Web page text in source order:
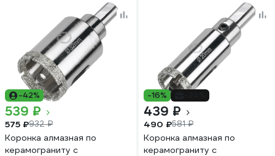
-42%
539 ₽
575 ₽932 ₽
Коронка алмазная по
керамограниту с
-16%
439 ₽
490 ₽581 ₽
Коронка алмазная по
керамограниту с